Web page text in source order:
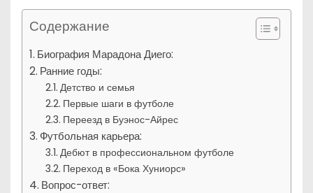
Содержание
Биография Марадона Диего:
Ранние годы:
Детство и семья
Первые шаги в футболе
Переезд в Буэнос-Айрес
Футбольная карьера:
Дебют в профессиональном футболе
Переход в «Бока Хуниорс»
Вопрос-ответ: